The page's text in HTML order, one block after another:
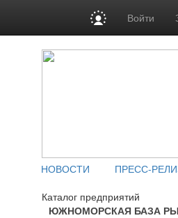
Войти
НОВОСТИ ПРЕСС-
Каталог предприятий
ЮЖНОМОРСКАЯ БАЗА